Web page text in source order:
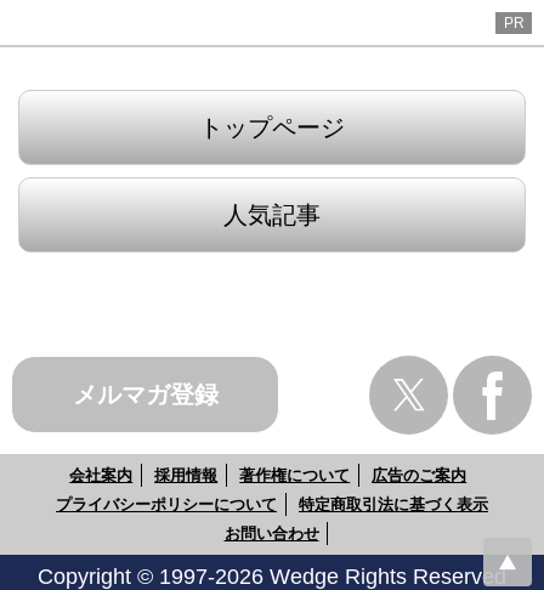
PR
トップページ
人気記事
メルマガ登録
会社案内 採用情報 著作権について
広告のご案内
プライバシーポリシーについて
特定商取引法に基づく表示
お問い合わせ
Copyright © 1997-2026 Wedge Rights Reserved